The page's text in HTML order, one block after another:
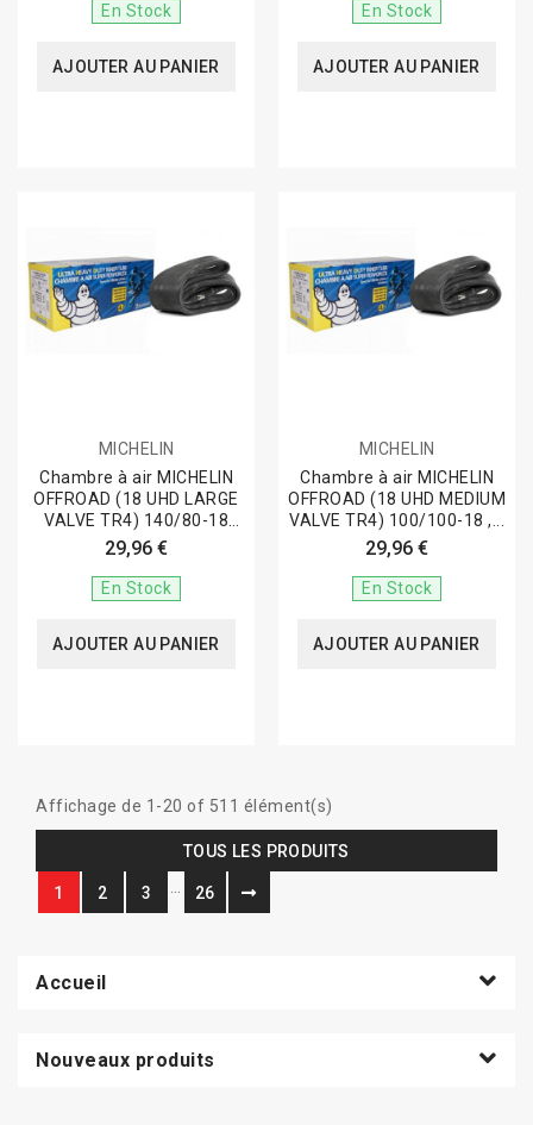
En Stock
AJOUTER AU PANIER
En Stock
AJOUTER AU PANIER
MICHELIN
Chambre à air MICHELIN
OFFROAD (18 UHD LARGE
VALVE TR4) 140/80-18
Epaisseur 4mm
29,96 €
En Stock
AJOUTER AU PANIER
MICHELIN
Chambre à air MICHELIN
OFFROAD (18 UHD MEDIUM
VALVE TR4) 100/100-18 ,...
29,96 €
En Stock
AJOUTER AU PANIER
Affichage de 1-20 of 511 élément(s)
TOUS LES PRODUITS
1 2 3 26
Accueil
Nouveaux produits